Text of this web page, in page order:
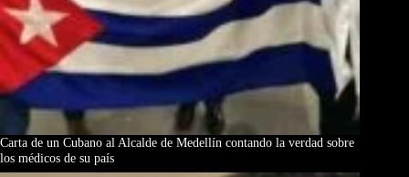
Carta de un Cubano al Alcalde de Medellín contando la verdad sobre
los médicos de su país